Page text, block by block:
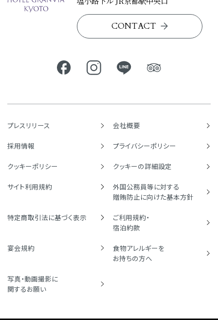
CONTACT
プレスリリース 会社概要
採用情報 プライバシーポリシー
クッキーポリシー クッキーの詳細設定
サイト利用規約
外国公務員等に対する
贈賄防止に向けた基本方針
特定商取引法に基づく表示
ご利用規約・
宿泊約款
宴会規約
食物アレルギーを
お持ちの方へ
写真・動画撮影に
関するお願い